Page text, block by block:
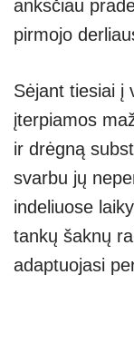
anksčiau
pirmojo
Sėjant tiesiai į
įterpiamos
ir drėgną
svarbu jų
indeliuose
tankų šaknų
adaptuojasi